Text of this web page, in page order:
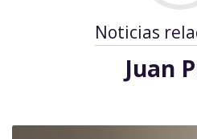
Noticias
Juan